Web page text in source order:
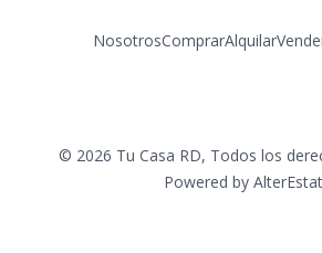
NosotrosComprarAlquilar
© 2026 Tu Casa RD, Todos los
Powered by